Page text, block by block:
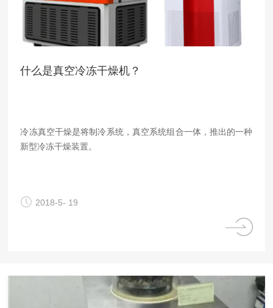
什么是真空冷冻干燥机？
冷冻真空干燥是将制冷系统，真空系统组合一体，推出的一种
新型冷冻干燥装置。
2018-5- 19